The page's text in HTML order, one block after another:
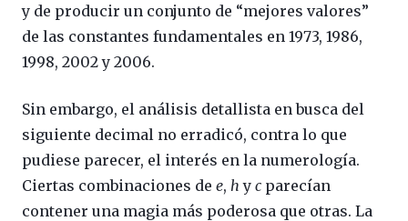
y de producir un conjunto de “mejores valores”
de las constantes fundamentales en 1973, 1986,
1998, 2002 y 2006.
Sin embargo, el análisis detallista en busca del
siguiente decimal no erradicó, contra lo que
pudiese parecer, el interés en la numerología.
Ciertas combinaciones de e, h y c parecían
contener una magia más poderosa que otras. La